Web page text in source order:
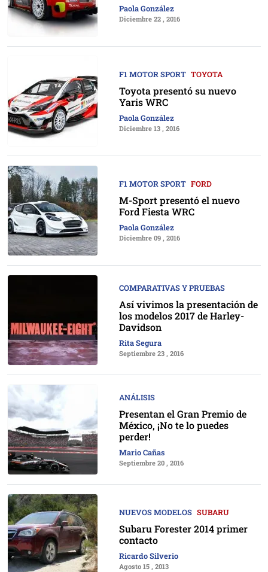
Paola González
Diciembre 22 , 2016
F1 MOTOR SPORT TOYOTA
Toyota presentó su nuevo
Yaris WRC
Paola González
Diciembre 13 , 2016
F1 MOTOR SPORT FORD
M-Sport presentó el nuevo
Ford Fiesta WRC
Paola González
Diciembre 09 , 2016
COMPARATIVAS Y PRUEBAS
Así vivimos la presentación de
los modelos 2017 de Harley-
Davidson
Rita Segura
Septiembre 23 , 2016
ANÁLISIS
Presentan el Gran Premio de
México, ¡No te lo puedes
perder!
Mario Cañas
Septiembre 20 , 2016
NUEVOS MODELOS SUBARU
Subaru Forester 2014 primer
contacto
Ricardo Silverio
Agosto 15 , 2013